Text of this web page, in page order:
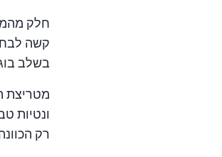
חלק
קשה
בשלב
מטריצת
ונטיות
רק